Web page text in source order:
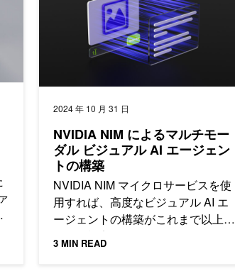
2024 年 10 月 31 日
NVIDIA NIM によるマルチモー
ダル ビジュアル AI エージェン
トの構築
NVIDIA NIM マイクロサービスを使
用すれば、高度なビジュアル AI エ
ージェントの構築がこれまで以上に
簡単で効率的になります。
3 MIN READ